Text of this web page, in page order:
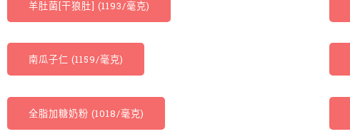
羊肚菌[干狼肚] (1193/毫克)
南瓜子仁 (1159/毫克)
全脂加糖奶粉 (1018/毫克)